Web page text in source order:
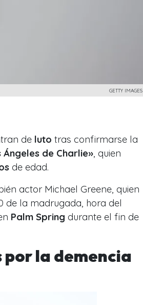
GETTY IMAGES
de luto tras confirmarse la
de Charlie» , quien
de edad.
actor Michael Greene, quien
de la madrugada, hora del
Palm Spring durante el fin de
la demencia